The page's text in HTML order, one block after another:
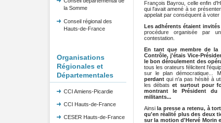
la Somme
Conseil régional des
Hauts-de-France
Organisations
Régionales et
Départementales
CCI Amiens-Picardie
CCI Hauts-de-France
CESER Hauts-de-France
François Bayrou, celle enfin
qui l'avait amené à se
appelait par conséquent à
Les adhérents étaient
procédure organisée par
contestation.
En tant que membre de la
Contrôle, j'étais Vice-
le bon déroulement des
tous les orateurs félicitent
sur le plan démocratique...
perdantqui n'a pas hésité à
les débatset surtout pour
montrant le Président du
militants...
Ainsila presse a retenu, à
qu'en réalité plus des deux
sur la motion d'Hervé Morin